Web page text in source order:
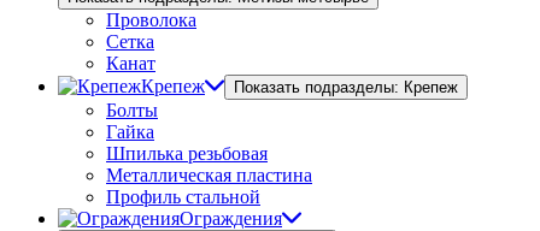
Проволока
Сетка
Канат
Крепеж
Показать подразделы: Крепеж
Болты
Гайка
Шпилька резьбовая
Металлическая пластина
Профиль стальной
Ограждения